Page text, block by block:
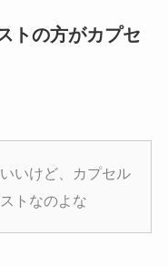
トの方がカプセ
いけど、カプセル
トなのよな